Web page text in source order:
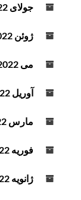
جولای 2022
ژوئن 2022
می 2022
آوریل 2022
مارس 2022
فوریه 2022
ژانویه 2022